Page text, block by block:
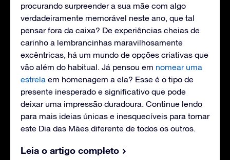
procurando surpreender a sua mãe com algo
verdadeiramente memorável neste ano, que tal
pensar fora da caixa? De experiências cheias de
carinho a lembrancinhas maravilhosamente
excêntricas, há um mundo de opções criativas que
vão além do habitual. Já pensou em nomear uma
estrela em homenagem a ela? Esse é o tipo de
presente inesperado e significativo que pode
deixar uma impressão duradoura. Continue lendo
para mais ideias únicas e inesquecíveis para tornar
este Dia das Mães diferente de todos os outros.
Leia o artigo completo